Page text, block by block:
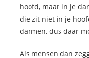
hoofd, maar in je
die zit niet in je
darmen, dus daar
Als mensen dan